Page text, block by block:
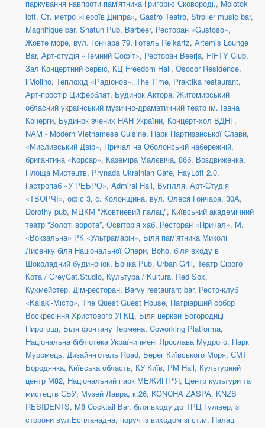
паркування навпроти пам'ятника Григорію Сковороді., Molotok
loft, Ст. метро «Героїв Дніпра», Gastro Teatro, Stroller music bar,
Magnifique bar, Shatun Pub, Barbeer, Ресторан «Gustoso»,
Жовте море, вул. Гончара 79, Готель Reikartz, Artemis Lounge
Bar, Арт-студія «Темний Софіт», Ресторан Beerja, FIFTY Club,
Зал Концертний сервіс, КЦ Freedom Hall, Osocor Residence,
ilMolino, Теплохід «Радіонов», The Time, Praktika restaurant,
Арт-простір Циферблат, Будинок Актора, Житомирський
обласний український музично-драматичний театр ім. Івана
Кочерги, Будинок вчених НАН України, Концерт-хол ВДНГ,
NAM - Modern Vietnamese Cuisine, Парк Партизанської Слави,
«Мисливський Двір», Причал на Оболонській набережній,
бригантина «Корсар», Каземіра Малєвіча, 86б, Воздвиженка,
Площа Мистецтв, Prynada Ukrainian Cafe, HayLoft 2.0,
Гастропаб «У РЕБРО», Admiral Hall, Вугілля, Арт-Студія
«ТВОРЧІ», офіс 3, с. Колонщина, вул. Олеся Гончара, 30А,
Dorothy pub, МЦКМ "Жовтневий палац", Київський академічний
театр “Золоті ворота”, Освіторія хаб, Ресторан «Причал», М.
«Вокзальна» РК «Ультрамарін», Біля пам'ятника Миколі
Лисенку біля Національної Опери, Boho, біля входу в
Шоколадний будиночок, Бочка Pub, Urban Grill, Театр Сірого
Кота / GreyCat.Studio, Культура / Kultura, Red Sox,
Кухмейстер. Дім-ресторан, Barvy restaurant bar, Ресто-клуб
«Kalaki-Місто», The Quest Guest House, Патріарший собор
Воскресіння Христового УГКЦ, Біля церкви Богородиці
Пирогощі, Біля фонтану Термена, Coworking Platforma,
Національна бібліотека України імені Ярослава Мудрого, Парк
Муромець, Дизайн-готель Road, Берег Київського Моря, СМТ
Бородянка, Київська область, КУ Київ, PM Hall, Культурний
центр М82, Національний парк МЕЖИГІР'Я, Центр культури та
мистецтв СБУ, Музей Лавра, к.26, KONCHA ZASPA. KNZS
RESIDENTS, M8 Cocktail Bar, біля входу до ТРЦ Гулівер, зі
сторони вул.Еспланадна, поруч із виходом зі ст.м. Палац